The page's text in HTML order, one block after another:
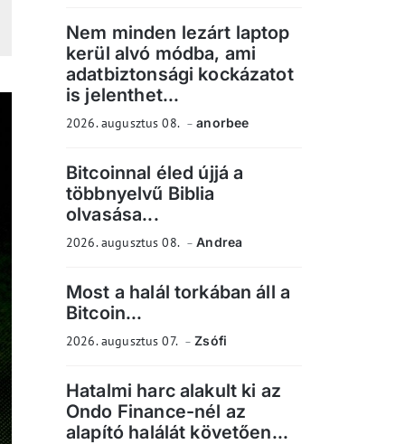
Nem minden lezárt laptop
kerül alvó módba, ami
adatbiztonsági kockázatot
is jelenthet...
2026. augusztus 08. anorbee
Bitcoinnal éled újjá a
többnyelvű Biblia
olvasása...
2026. augusztus 08. Andrea
Most a halál torkában áll a
Bitcoin...
2026. augusztus 07. Zsófi
Hatalmi harc alakult ki az
Ondo Finance-nél az
alapító halálát követően...